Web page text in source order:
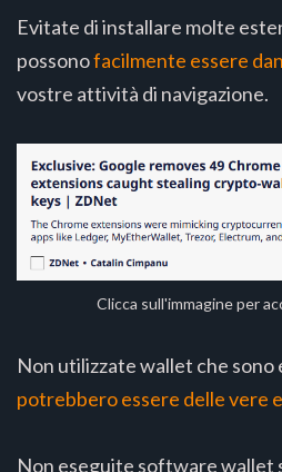
Evitate di installare molte
possonofacilmente essere
vostre attività di navigazione.
Clicca sull'immagine per
Non utilizzate wallet che
potrebbero essere delle vere e
Non eseguite software wallet